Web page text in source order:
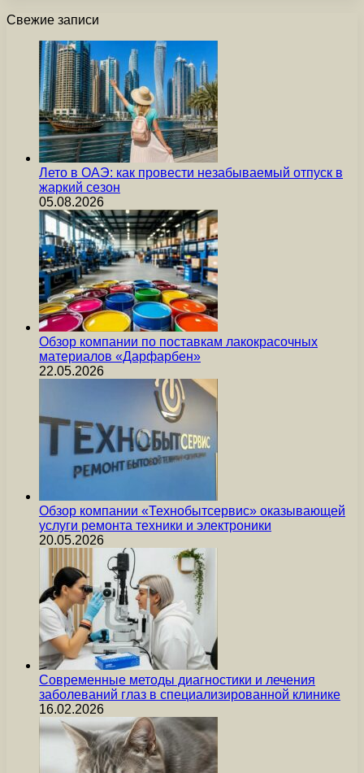
Свежие записи
Лето в ОАЭ: как провести незабываемый отпуск в
жаркий сезон
05.08.2026
Обзор компании по поставкам лакокрасочных
материалов «Дарфарбен»
22.05.2026
Обзор компании «Технобытсервис» оказывающей
услуги ремонта техники и электроники
20.05.2026
Современные методы диагностики и лечения
заболеваний глаз в специализированной клинике
16.02.2026